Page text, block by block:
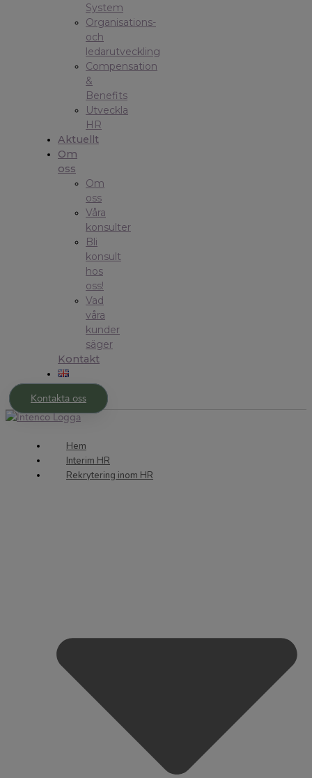
System
Organisations-
och
ledarutveckling
Compensation
&
Benefits
Utveckla
HR
Aktuellt
Om
oss
Om
oss
Våra
konsulter
Bli
konsult
hos
oss!
Vad
våra
kunder
säger
Kontakt
Kontakta oss
Hem
Interim HR
Rekrytering inom HR